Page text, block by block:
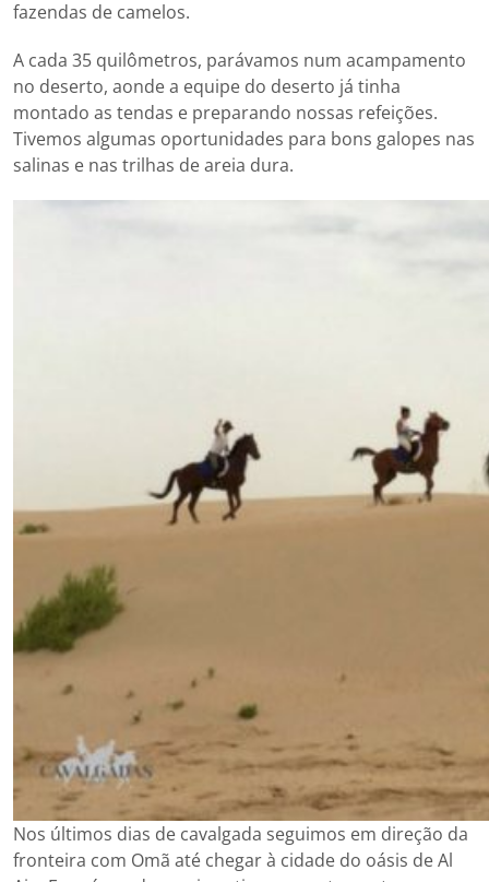
fazendas de camelos.
A cada 35 quilômetros, parávamos num acampamento
no deserto, aonde a equipe do deserto já tinha
montado as tendas e preparando nossas refeições.
Tivemos algumas oportunidades para bons galopes nas
salinas e nas trilhas de areia dura.
Nos últimos dias de cavalgada seguimos em direção da
fronteira com Omã até chegar à cidade do oásis de Al